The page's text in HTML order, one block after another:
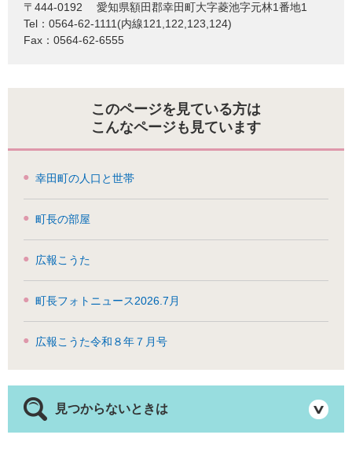
〒444-0192
愛知県額田郡幸田町大字菱池字元林1番地1
Tel：0564-62-1111(内線121,122,123,124)
Fax：0564-62-6555
このページを見ている方は
こんなページも見ています
幸田町の人口と世帯
町長の部屋
広報こうた
町長フォトニュース2026.7月
広報こうた令和８年７月号
見つからないときは